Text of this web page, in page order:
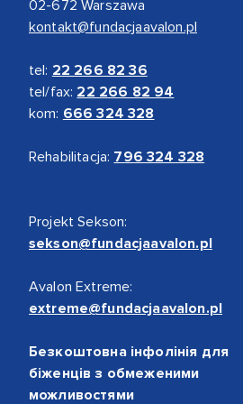
02-672 Warszawa
kontakt@fundacjaavalon.pl
tel: 22 266 82 36
tel/fax: 22 266 82 94
kom: 666 324 328
Rehabilitacja: 796 324 328
Projekt Sekson:
sekson@fundacjaavalon.pl
Avalon Extreme:
extreme@fundacjaavalon.pl
Безкоштовна інфолінія для
біженців з обмеженими
можливостями